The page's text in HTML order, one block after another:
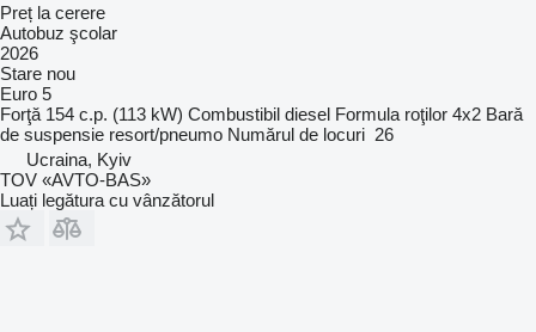
Preț la cerere
Autobuz şcolar
2026
Stare nou
Euro 5
Forţă 154 c.p. (113 kW) Combustibil diesel Formula roţilor 4x2 Bară
de suspensie resort/pneumo Numărul de locuri 26
Ucraina, Kyiv
TOV «AVTO-BAS»
Luați legătura cu vânzătorul